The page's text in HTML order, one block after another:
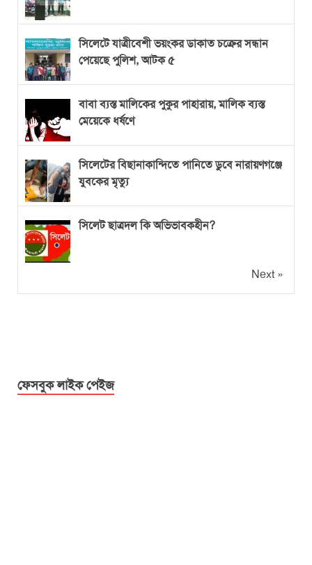
সিলেটে যাত্রীবেশী ভয়ংকর ডাকাত চক্রের সন্ধান
পেয়েছে পুলিশ, আটক ৫
বাবা ব্যস্ত মালিকের পুকুর পাহারায়, মালিক ব্যস্ত
মেয়েকে ধর্ষণে
সিলেটের বিছানাকান্দিতে পানিতে ডুবে নারায়ণগঞ্জে
যুবকের মৃত্যু
সিলেট ছাত্রদল কি অভিভাবকহীন?
Next »
ফেসবুক লাইক পেইজ